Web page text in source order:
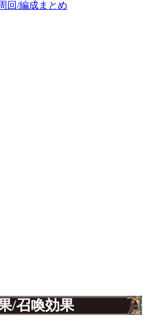
回/編成まとめ
/召喚効果